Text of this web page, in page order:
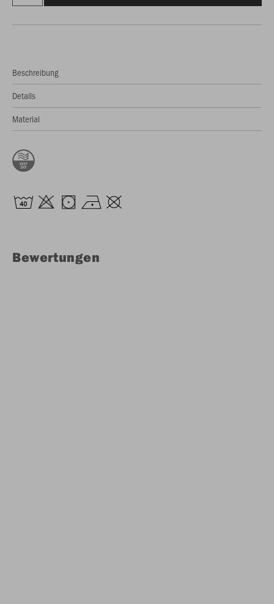
Beschreibung
Details
Material
Bewertungen